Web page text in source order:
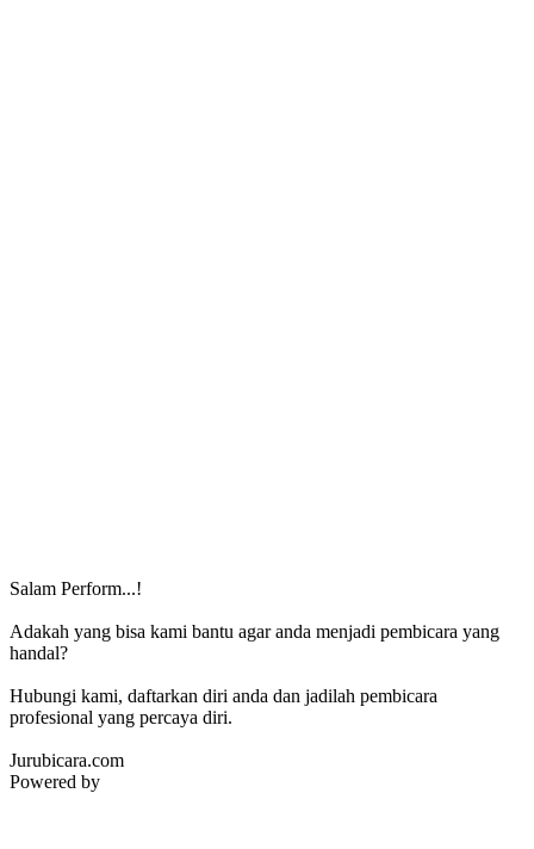
Salam Perform...!
Adakah yang bisa kami bantu agar anda menjadi pembicara yang
handal?
Hubungi kami, daftarkan diri anda dan jadilah pembicara
profesional yang percaya diri.
Jurubicara.com
Powered by